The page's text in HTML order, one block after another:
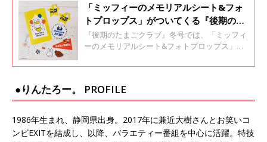
「ミッフィーのメモリアルシート&フォ
トプロップス」がついてくる『後期のた
まごクラブ』冬号が発売中！
『後期のたまごクラブ』冬号では、「ミッフィ
ーのメモリアルシート&フォトプロップス」が
のメモリアルにぴったりなので、ぜひこの機会
●りんたろー。 PROFILE
1986年生まれ、静岡県出身。2017年に兼近大樹さんとお笑いコ
ンビEXITを結成し、以降、バラエティー番組を中心に活躍。特技